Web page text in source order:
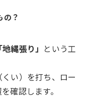
の？
「地縄張り」 という工
い）を打ち、ロー
確認します。